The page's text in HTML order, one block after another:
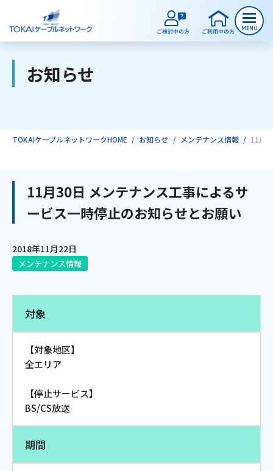
ご検討中のお客様
インターネット
電話
動画配信
おトクな情報
お知らせ
TOKAIケーブルネットワークHOME お知らせ メンテナンス情報 11月
11月30日 メンテナンス工事によるサ
ービス一時停止のお知らせとお願い
2018年11月22日
メンテナンス情報
対象
【対象地区】
全エリア
【停止サービス】
BS/CS放送
期間